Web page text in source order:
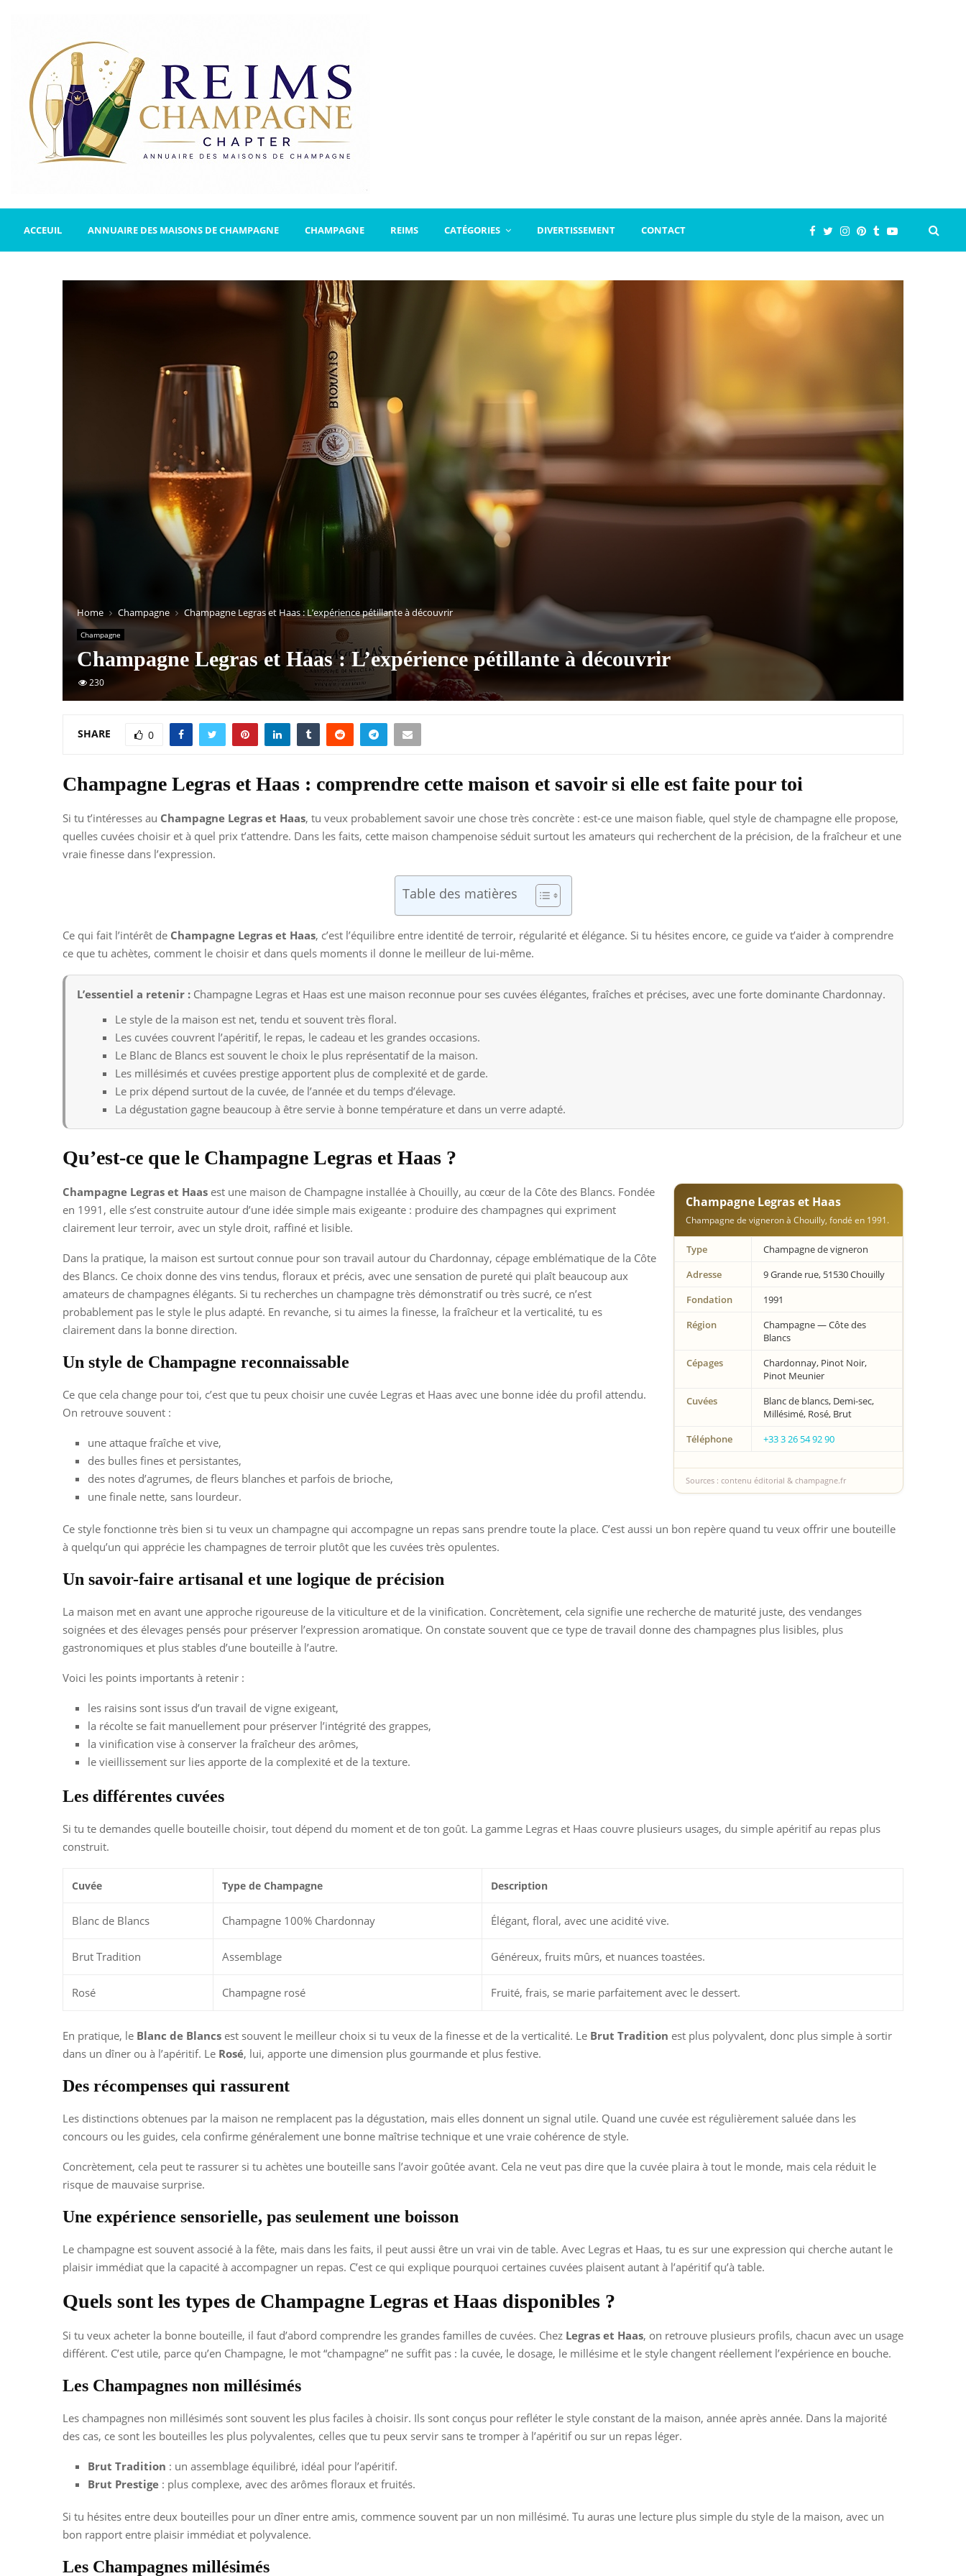
ACCEUIL ANNUAIRE DES MAISONS DE CHAMPAGNE CHAMPAGNE REIMS CATÉGORIES DIVERTISSEMENT CONTACT
Home Champagne Champagne Legras et Haas : L’expérience pétillante à découvrir
Champagne
Champagne Legras et Haas : L’expérience pétillante à découvrir
230
SHARE 0
Champagne Legras et Haas : comprendre cette maison et savoir si elle est faite pour toi
Si tu t’intéresses au Champagne Legras et Haas, tu veux probablement savoir une chose très concrète : est-ce une maison fiable, quel style de champagne elle propose,
quelles cuvées choisir et à quel prix t’attendre. Dans les faits, cette maison champenoise séduit surtout les amateurs qui recherchent de la précision, de la fraîcheur et une
vraie finesse dans l’expression.
Table des matières
Ce qui fait l’intérêt de Champagne Legras et Haas, c’est l’équilibre entre identité de terroir, régularité et élégance. Si tu hésites encore, ce guide va t’aider à comprendre
ce que tu achètes, comment le choisir et dans quels moments il donne le meilleur de lui-même.
L’essentiel a retenir : Champagne Legras et Haas est une maison reconnue pour ses cuvées élégantes, fraîches et précises, avec une forte dominante Chardonnay.
Le style de la maison est net, tendu et souvent très floral.
Les cuvées couvrent l’apéritif, le repas, le cadeau et les grandes occasions.
Le Blanc de Blancs est souvent le choix le plus représentatif de la maison.
Les millésimés et cuvées prestige apportent plus de complexité et de garde.
Le prix dépend surtout de la cuvée, de l’année et du temps d’élevage.
La dégustation gagne beaucoup à être servie à bonne température et dans un verre adapté.
Qu’est-ce que le Champagne Legras et Haas ?
Champagne Legras et Haas
Champagne de vigneron à Chouilly, fondé en 1991.
Type
Champagne de vigneron
Adresse
9 Grande rue, 51530 Chouilly
Fondation
1991
Région
Champagne — Côte des
Blancs
Cépages
Chardonnay, Pinot Noir,
Pinot Meunier
Cuvées
Blanc de blancs, Demi-sec,
Millésimé, Rosé, Brut
Téléphone
+33 3 26 54 92 90
Sources : contenu éditorial & champagne.fr
Champagne Legras et Haas est une maison de Champagne installée à Chouilly, au cœur de la Côte des Blancs. Fondée
en 1991, elle s’est construite autour d’une idée simple mais exigeante : produire des champagnes qui expriment
clairement leur terroir, avec un style droit, raffiné et lisible.
Dans la pratique, la maison est surtout connue pour son travail autour du Chardonnay, cépage emblématique de la Côte
des Blancs. Ce choix donne des vins tendus, floraux et précis, avec une sensation de pureté qui plaît beaucoup aux
amateurs de champagnes élégants. Si tu recherches un champagne très démonstratif ou très sucré, ce n’est
probablement pas le style le plus adapté. En revanche, si tu aimes la finesse, la fraîcheur et la verticalité, tu es
clairement dans la bonne direction.
Un style de Champagne reconnaissable
Ce que cela change pour toi, c’est que tu peux choisir une cuvée Legras et Haas avec une bonne idée du profil attendu.
On retrouve souvent :
une attaque fraîche et vive,
des bulles fines et persistantes,
des notes d’agrumes, de fleurs blanches et parfois de brioche,
une finale nette, sans lourdeur.
Ce style fonctionne très bien si tu veux un champagne qui accompagne un repas sans prendre toute la place. C’est aussi un bon repère quand tu veux offrir une bouteille
à quelqu’un qui apprécie les champagnes de terroir plutôt que les cuvées très opulentes.
Un savoir-faire artisanal et une logique de précision
La maison met en avant une approche rigoureuse de la viticulture et de la vinification. Concrètement, cela signifie une recherche de maturité juste, des vendanges
soignées et des élevages pensés pour préserver l’expression aromatique. On constate souvent que ce type de travail donne des champagnes plus lisibles, plus
gastronomiques et plus stables d’une bouteille à l’autre.
Voici les points importants à retenir :
les raisins sont issus d’un travail de vigne exigeant,
la récolte se fait manuellement pour préserver l’intégrité des grappes,
la vinification vise à conserver la fraîcheur des arômes,
le vieillissement sur lies apporte de la complexité et de la texture.
Les différentes cuvées
Si tu te demandes quelle bouteille choisir, tout dépend du moment et de ton goût. La gamme Legras et Haas couvre plusieurs usages, du simple apéritif au repas plus
construit.
Cuvée Type de Champagne Description
Blanc de Blancs Champagne 100% Chardonnay Élégant, floral, avec une acidité vive.
Brut Tradition Assemblage Généreux, fruits mûrs, et nuances toastées.
Rosé Champagne rosé Fruité, frais, se marie parfaitement avec le dessert.
En pratique, le Blanc de Blancs est souvent le meilleur choix si tu veux de la finesse et de la verticalité. Le Brut Tradition est plus polyvalent, donc plus simple à sortir
dans un dîner ou à l’apéritif. Le Rosé, lui, apporte une dimension plus gourmande et plus festive.
Des récompenses qui rassurent
Les distinctions obtenues par la maison ne remplacent pas la dégustation, mais elles donnent un signal utile. Quand une cuvée est régulièrement saluée dans les
concours ou les guides, cela confirme généralement une bonne maîtrise technique et une vraie cohérence de style.
Concrètement, cela peut te rassurer si tu achètes une bouteille sans l’avoir goûtée avant. Cela ne veut pas dire que la cuvée plaira à tout le monde, mais cela réduit le
risque de mauvaise surprise.
Une expérience sensorielle, pas seulement une boisson
Le champagne est souvent associé à la fête, mais dans les faits, il peut aussi être un vrai vin de table. Avec Legras et Haas, tu es sur une expression qui cherche autant le
plaisir immédiat que la capacité à accompagner un repas. C’est ce qui explique pourquoi certaines cuvées plaisent autant à l’apéritif qu’à table.
Quels sont les types de Champagne Legras et Haas disponibles ?
Si tu veux acheter la bonne bouteille, il faut d’abord comprendre les grandes familles de cuvées. Chez Legras et Haas, on retrouve plusieurs profils, chacun avec un usage
différent. C’est utile, parce qu’en Champagne, le mot “champagne” ne suffit pas : la cuvée, le dosage, le millésime et le style changent réellement l’expérience en bouche.
Les Champagnes non millésimés
Les champagnes non millésimés sont souvent les plus faciles à choisir. Ils sont conçus pour refléter le style constant de la maison, année après année. Dans la majorité
des cas, ce sont les bouteilles les plus polyvalentes, celles que tu peux servir sans te tromper à l’apéritif ou sur un repas léger.
Brut Tradition : un assemblage équilibré, idéal pour l’apéritif.
Brut Prestige : plus complexe, avec des arômes floraux et fruités.
Si tu hésites entre deux bouteilles pour un dîner entre amis, commence souvent par un non millésimé. Tu auras une lecture plus simple du style de la maison, avec un
bon rapport entre plaisir immédiat et polyvalence.
Les Champagnes millésimés